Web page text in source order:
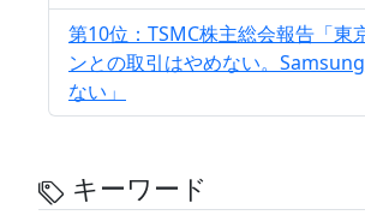
第10位：TSMC株主総会報告「東
ンとの取引はやめない。
ない」
キーワード